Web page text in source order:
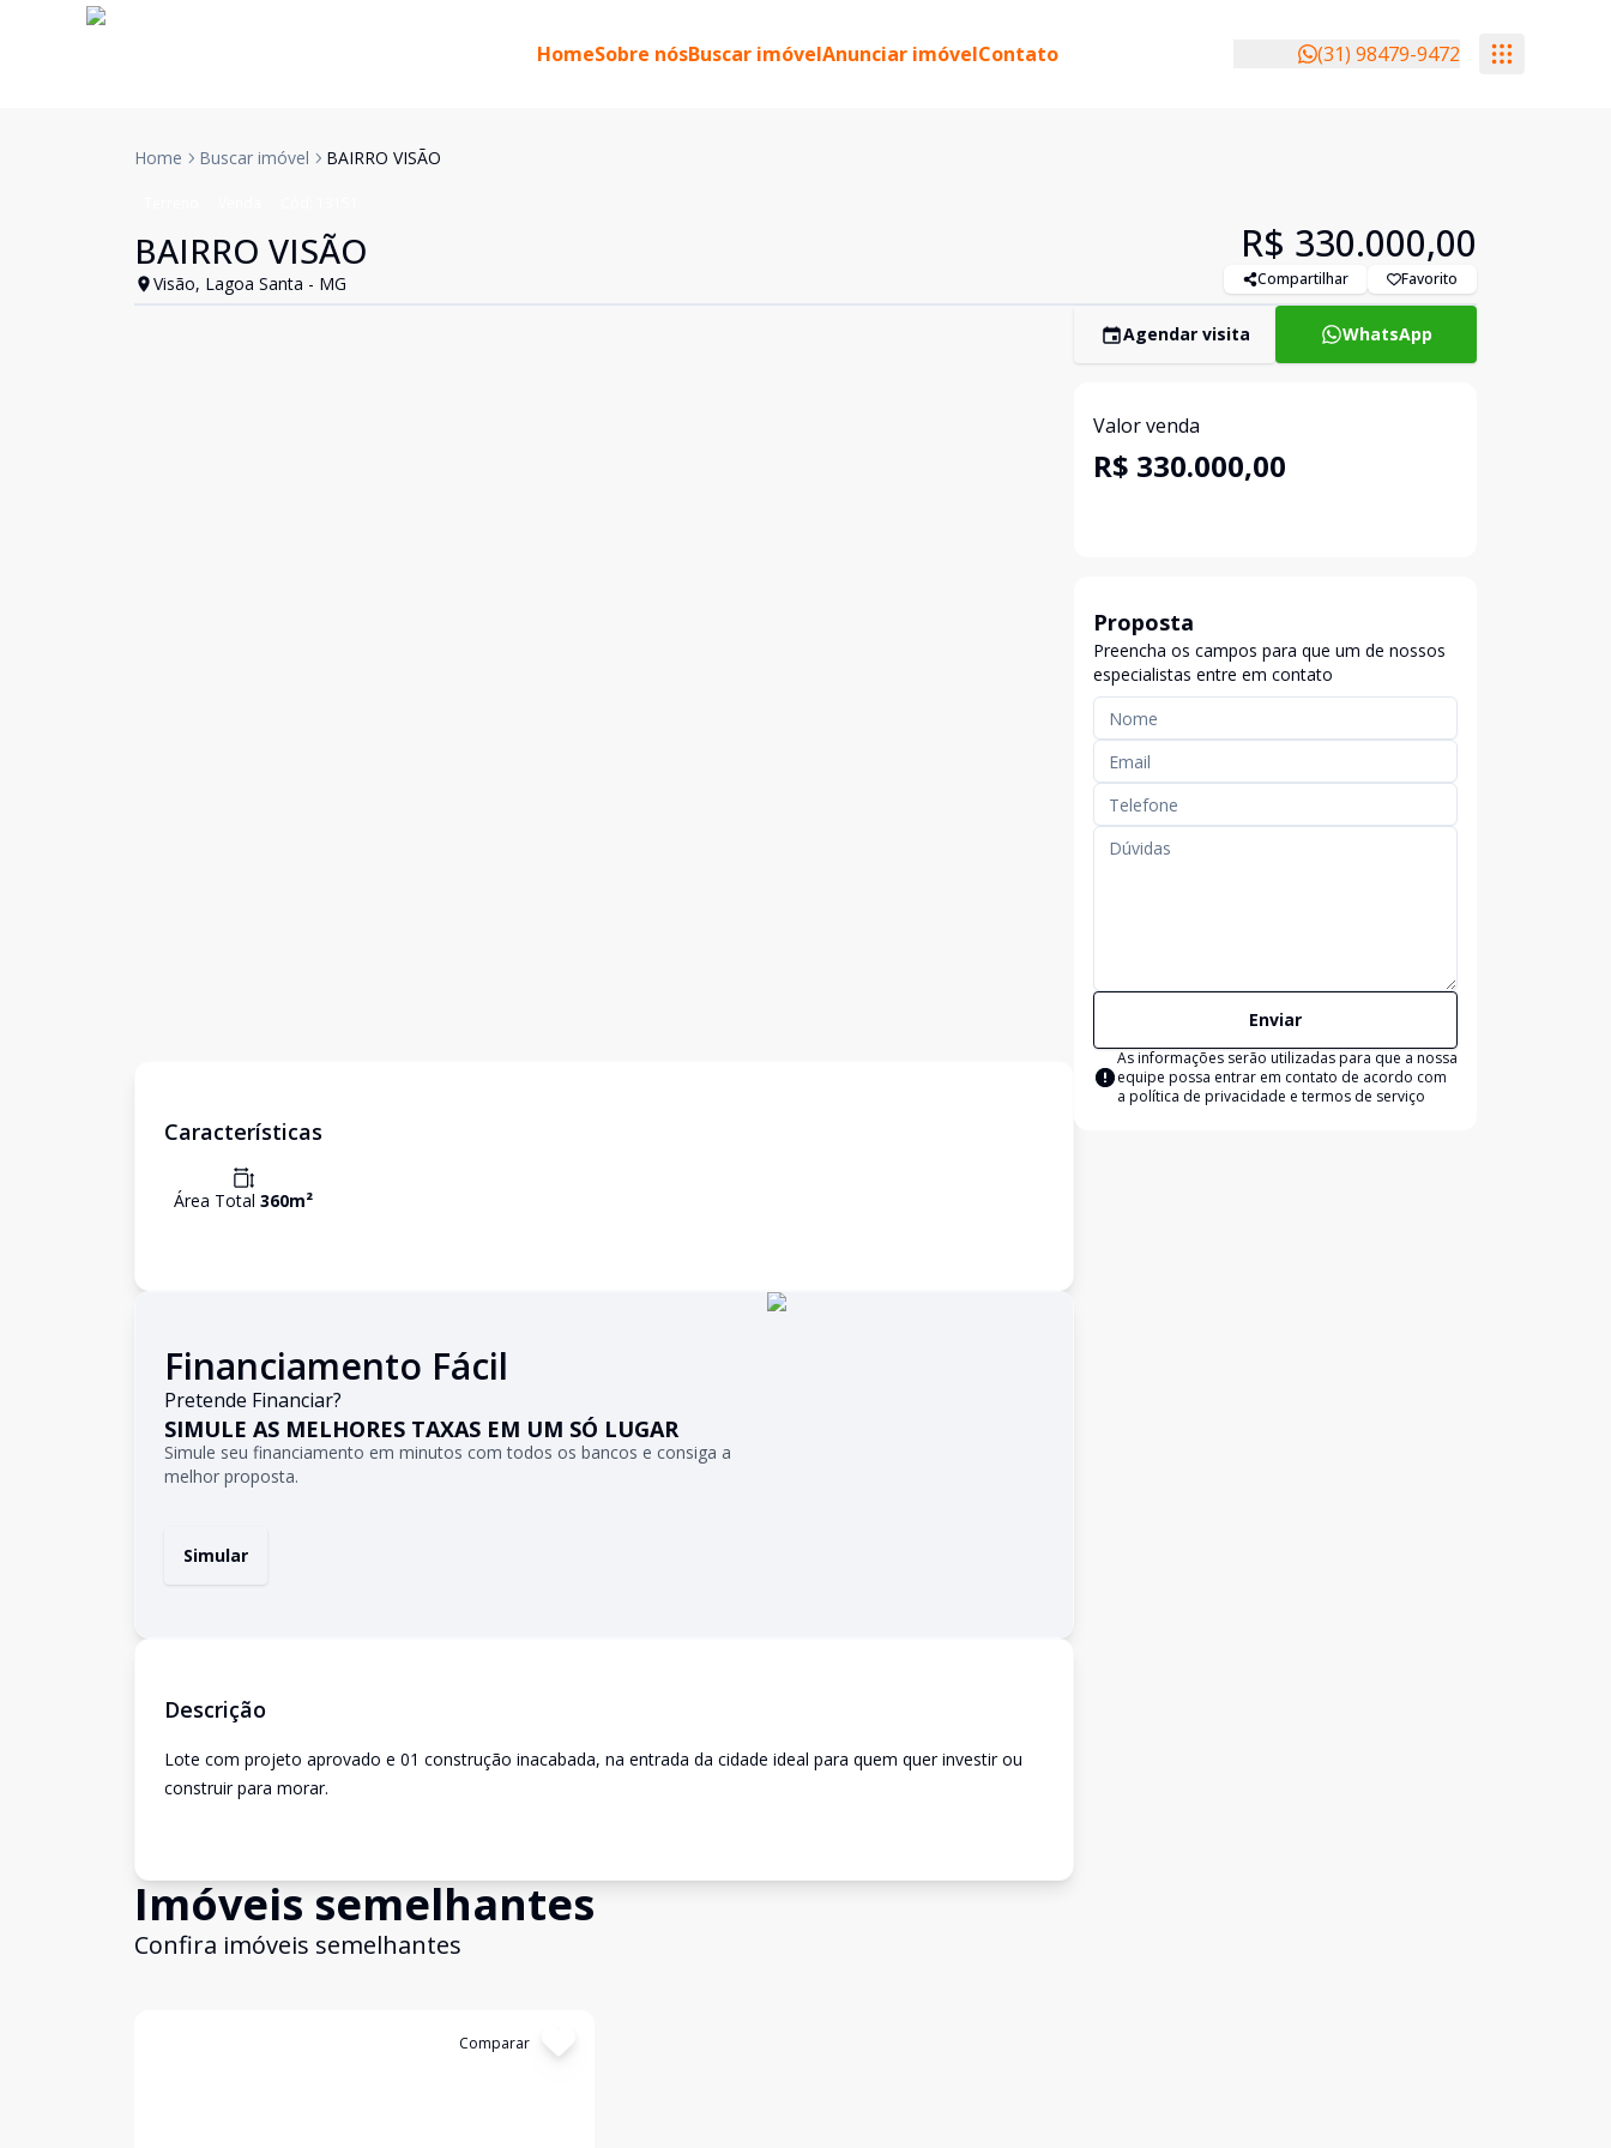
HomeSobre nósBuscar imóvelAnunciar imóvelContato (31) 98479-9472
Home Buscar imóvel BAIRRO VISÃO
BAIRRO VISÃO
Visão, Lagoa Santa - MG
R$ 330.000,00
Compartilhar Favorito
Características
Área Total 360m²
Financiamento Fácil
Pretende Financiar?
SIMULE AS MELHORES TAXAS EM UM SÓ LUGAR
Simule seu financiamento em minutos com todos os bancos e consiga a
melhor proposta.
Simular
Descrição
Lote com projeto aprovado e 01 construção inacabada, na entrada da cidade ideal para quem quer investir ou
construir para morar.
Imóveis semelhantes
Confira imóveis semelhantes
Comparar
Agendar visita WhatsApp
Valor venda
R$ 330.000,00
Proposta
Preencha os campos para que um de nossos
especialistas entre em contato
Enviar
As informações serão utilizadas para que a nossa
equipe possa entrar em contato de acordo com
a política de privacidade e termos de serviço